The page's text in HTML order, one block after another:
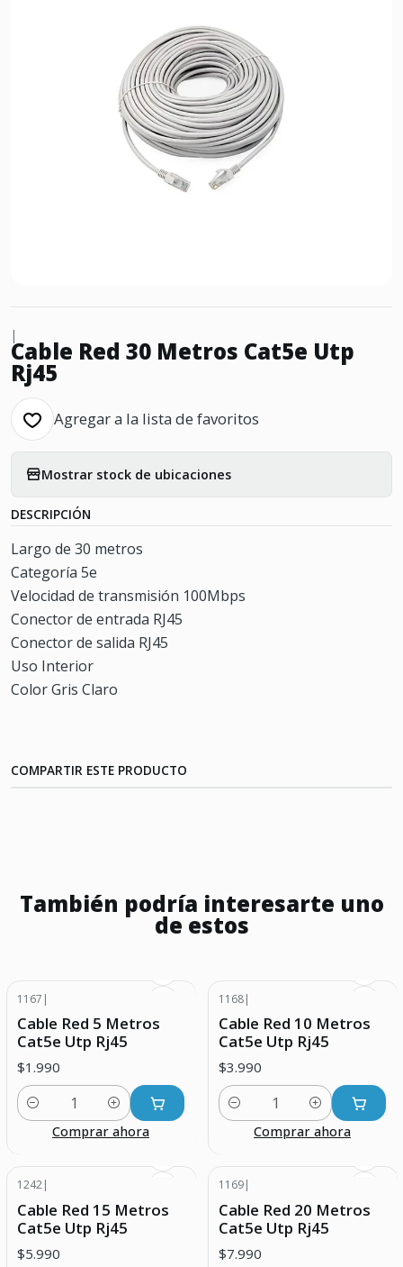
|
Cable Red 30 Metros Cat5e Utp
Rj45
Agregar a la lista de favoritos
Mostrar stock de ubicaciones
DESCRIPCIÓN
Largo de 30 metros
Categoría 5e
Velocidad de transmisión 100Mbps
Conector de entrada RJ45
Conector de salida RJ45
Uso Interior
Color Gris Claro
COMPARTIR ESTE PRODUCTO
También podría interesarte uno
de estos
1167 |
Cable Red 5 Metros
Cat5e Utp Rj45
$1.990
Cantidad
Comprar ahora
1168|
Cable Red 10 Metros
Cat5e Utp Rj45
$3.990
Cantidad
Comprar ahora
1242|
Cable Red 15 Metros
Cat5e Utp Rj45
$5.990
1169|
Cable Red 20 Metros
Cat5e Utp Rj45
$7.990